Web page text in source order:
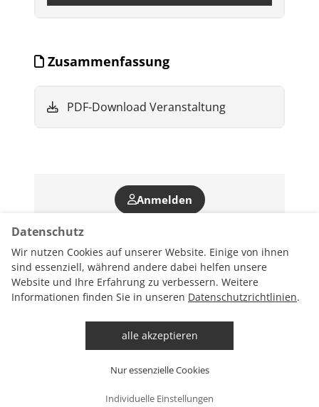
Zusammenfassung
PDF-Download Veranstaltung
Anmelden
AGB
Impressum
Fragen & Antworten
Datenschutz
Wir nutzen Cookies auf unserer Website. Einige von ihnen
sind essenziell, während andere dabei helfen unsere
Website und Ihre Erfahrung zu verbessern. Weitere
Informationen finden Sie in unseren Datenschutzrichtlinien.
alle akzeptieren
Nur essenzielle Cookies
Individuelle Einstellungen
Datenschutzrichtlinien
Essential
alle akzeptieren speichern & schließen